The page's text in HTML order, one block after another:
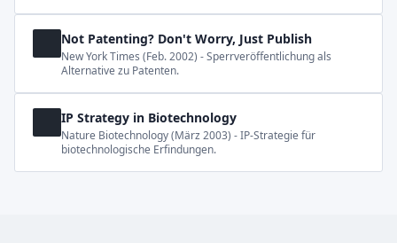
Not Patenting? Don't Worry, Just Publish
New York Times (Feb. 2002) - Sperrveröffentlichung als
Alternative zu Patenten.
IP Strategy in Biotechnology
Nature Biotechnology (März 2003) - IP-Strategie für
biotechnologische Erfindungen.